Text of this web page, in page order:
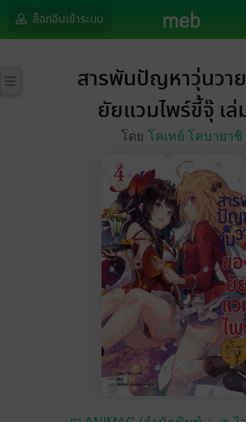
ล็อกอินเข้าระบบ
สารพันปัญหาวุ่นวา
ยัยแวมไพร์ขี้จุ๊ เล่
โดย โคเทย์ โคบายาชิ